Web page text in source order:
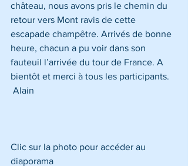
château, nous avons pris le chemin du
retour vers Mont ravis de cette
escapade champêtre. Arrivés de bonne
heure, chacun a pu voir dans son
fauteuil l’arrivée du tour de France. A
bientôt et merci à tous les participants.
Alain
Clic sur la photo pour accéder au
diaporama